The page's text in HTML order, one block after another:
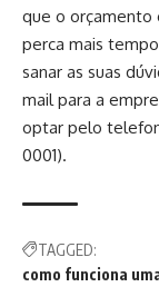
que o orçamento
perca mais
sanar as suas
mail para a
optar pelo
0001).
TAGGED:
como funciona